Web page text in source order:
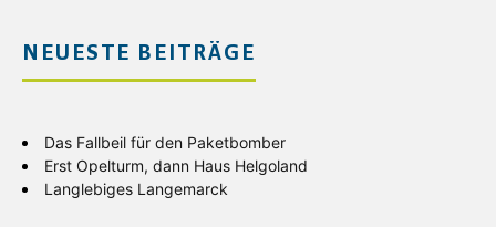
NEUESTE BEITRÄGE
Das Fallbeil für den Paketbomber
Erst Opelturm, dann Haus Helgoland
Langlebiges Langemarck